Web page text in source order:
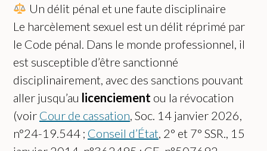
Un délit pénal et une faute disciplinaire
Le harcèlement sexuel est un délit réprimé par
le Code pénal. Dans le monde professionnel, il
est susceptible d’être sanctionné
disciplinairement, avec des sanctions pouvant
aller jusqu’au licenciement ou la révocation
(voir Cour de cassation , Soc. 14 janvier 2026,
n°24-19.544 ; Conseil d’État , 2° et 7° SSR., 15